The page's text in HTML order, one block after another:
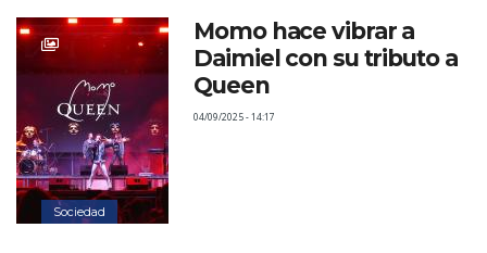
Sociedad
Momo hace vibrar a
Daimiel con su tributo a
Queen
04/09/2025 - 14:17